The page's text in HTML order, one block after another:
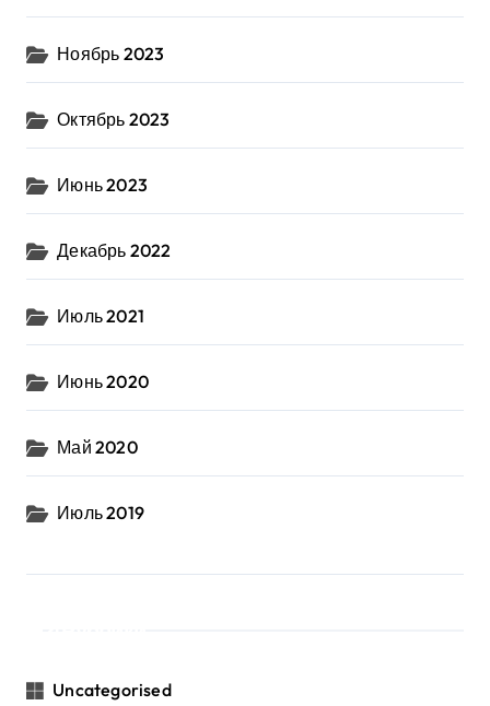
Ноябрь 2023
Октябрь 2023
Июнь 2023
Декабрь 2022
Июль 2021
Июнь 2020
Май 2020
Июль 2019
Uncategorised